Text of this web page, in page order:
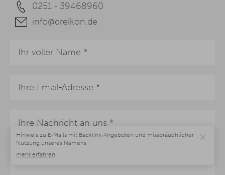
0251 - 39468960
info@dreikon.de
×